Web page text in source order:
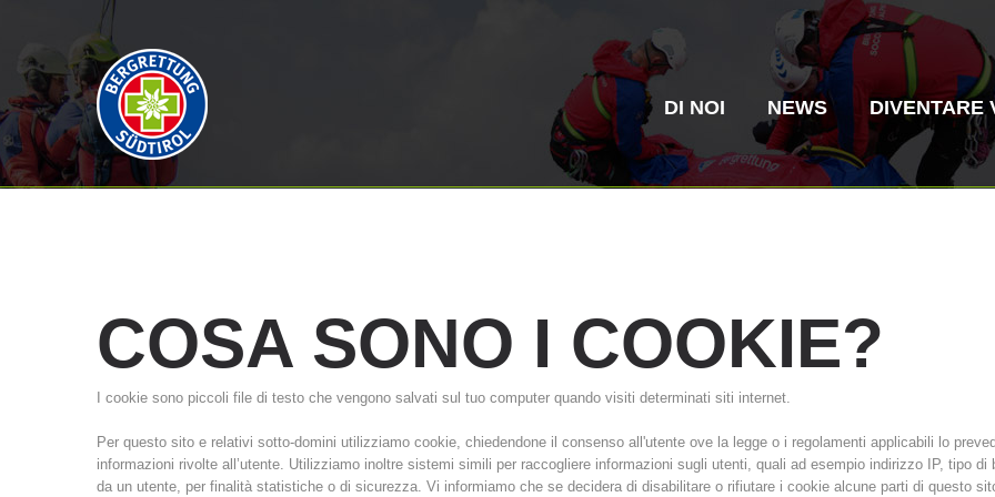
DI NOI
La storia
alpino
NEWS DIVENTARE
montagna
ITAT 4187 ITAT
COSA SONO I COOKIE?
I cookie sono piccoli file di testo che vengono salvati sul tuo computer quando visiti determinati siti internet.
Per questo sito e relativi sotto-domini utilizziamo cookie, chiedendone il consenso all'utente ove la legge o i regolamenti applicabili lo
informazioni rivolte all’utente. Utilizziamo inoltre sistemi simili per raccogliere informazioni sugli utenti, quali ad esempio indirizzo IP, tipo
da un utente, per finalità statistiche o di sicurezza. Vi informiamo che se decidera di disabilitare o rifiutare i cookie alcune parti di questo